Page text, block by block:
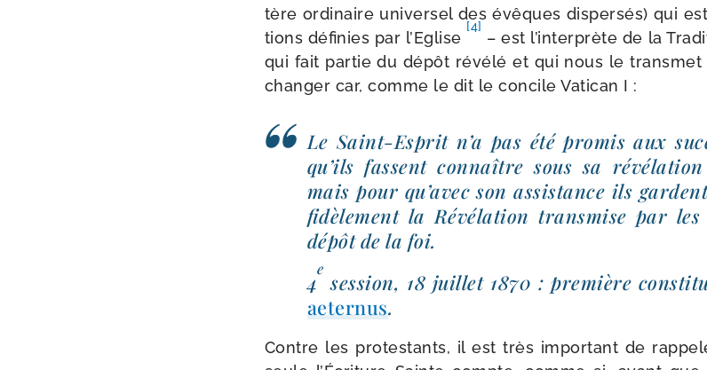
tère ordi­naire uni­ver­sel des évêques dis­per­sés) qui
tions défi­nies par l’Eglise
[4]
– est l’interprète de la
qui fait par­tie du dépôt révé­lé et qui nous le trans­met
chan­ger car, comme le dit le concile Vatican I :
Le Saint-​Esprit n’a pas été pro­mis aux
qu’ils fassent connaître sous sa
mais pour qu’a­vec son assis­tance ils
fidè­le­ment la Révélation trans­mise par
dépôt de la foi.
4
e
ses­sion, 18 juillet 1870 : pre­mière
aeter­nus.
Contre les pro­tes­tants, il est très impor­tant de